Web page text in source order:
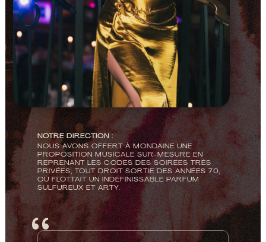
NOTRE DIRECTION :
NOUS AVONS OFFERT À MONDAINE UNE
PROPOSITION MUSICALE SUR-MESURE EN
REPRENANT LES CODES DES SOIRÉES TRÈS
PRIVÉES, TOUT DROIT SORTIE DES ANNÉES 70,
OÙ FLOTTAIT UN INDÉFINISSABLE PARFUM
SULFUREUX ET ARTY.